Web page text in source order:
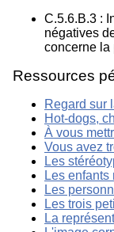
C.5.6.B.3 :
négatives
concerne la
Ressources
Regard sur
Hot-dogs,
À vous
Vous avez
Les
Les enfants
Les
Les trois
La